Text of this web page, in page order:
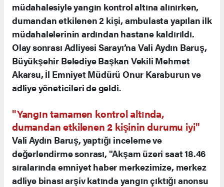
müdahalesiyle yangın kontrol altına alınırken,
dumandan etkilenen 2 kişi, ambulasta yapılan ilk
müdahalelerinin ardından hastane kaldırıldı.
Olay sonrası Adliyesi Sarayı’na Vali Aydın Baruş,
Büyükşehir Belediye Başkan Vekili Mehmet
Akarsu, İl Emniyet Müdürü Onur Karaburun ve
adliye yöneticileri de geldi.
"Yangın tamamen kontrol altında,
dumandan etkilenen 2 kişinin durumu iyi"
Vali Aydın Baruş, yaptığı inceleme ve
değerlendirme sonrası, "Akşam üzeri saat 18.46
sıralarında emniyet haber merkezimize, merkez
adliye binası arşiv katında yangın çıktığı anonsu